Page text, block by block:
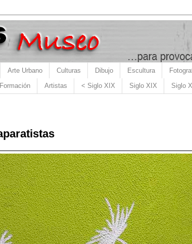
Arte Urbano Culturas Dibujo Escultura
Formación Artistas < Siglo XIX Siglo XIX Siglo